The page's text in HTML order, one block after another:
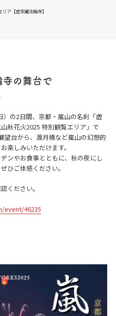
ア【虚空蔵法輪寺】
寺の舞台で
）の2日間、京都・嵐山の名刹「虚
秋花火2025 特別観覧エリア」で
望台から、渡月橋など嵐山の幻想的
楽しみいただけます。
ンやお食事とともに、秋の夜にし
ひご体感ください。
ください。
event/46235